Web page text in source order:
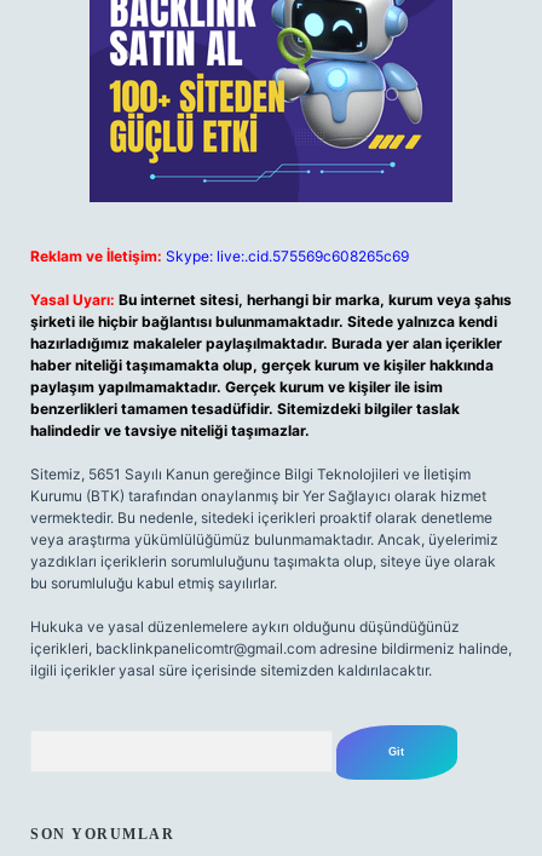
Reklam ve İletişim: Skype: live:.cid.575569c608265c69
Yasal Uyarı: Bu internet sitesi, herhangi bir marka, kurum veya şahıs
şirketi ile hiçbir bağlantısı bulunmamaktadır. Sitede yalnızca kendi
hazırladığımız makaleler paylaşılmaktadır. Burada yer alan içerikler
haber niteliği taşımamakta olup, gerçek kurum ve kişiler hakkında
paylaşım yapılmamaktadır. Gerçek kurum ve kişiler ile isim
benzerlikleri tamamen tesadüfidir. Sitemizdeki bilgiler taslak
halindedir ve tavsiye niteliği taşımazlar.
Sitemiz, 5651 Sayılı Kanun gereğince Bilgi Teknolojileri ve İletişim
Kurumu (BTK) tarafından onaylanmış bir Yer Sağlayıcı olarak hizmet
vermektedir. Bu nedenle, sitedeki içerikleri proaktif olarak denetleme
veya araştırma yükümlülüğümüz bulunmamaktadır. Ancak, üyelerimiz
yazdıkları içeriklerin sorumluluğunu taşımakta olup, siteye üye olarak
bu sorumluluğu kabul etmiş sayılırlar.
Hukuka ve yasal düzenlemelere aykırı olduğunu düşündüğünüz
içerikleri, backlinkpanelicomtr@gmail.com adresine bildirmeniz halinde,
ilgili içerikler yasal süre içerisinde sitemizden kaldırılacaktır.
SON YORUMLAR